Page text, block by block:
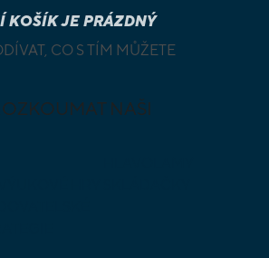
KOŠÍK JE PRÁZDNÝ
CO S TÍM MŮŽETE
NAŠI